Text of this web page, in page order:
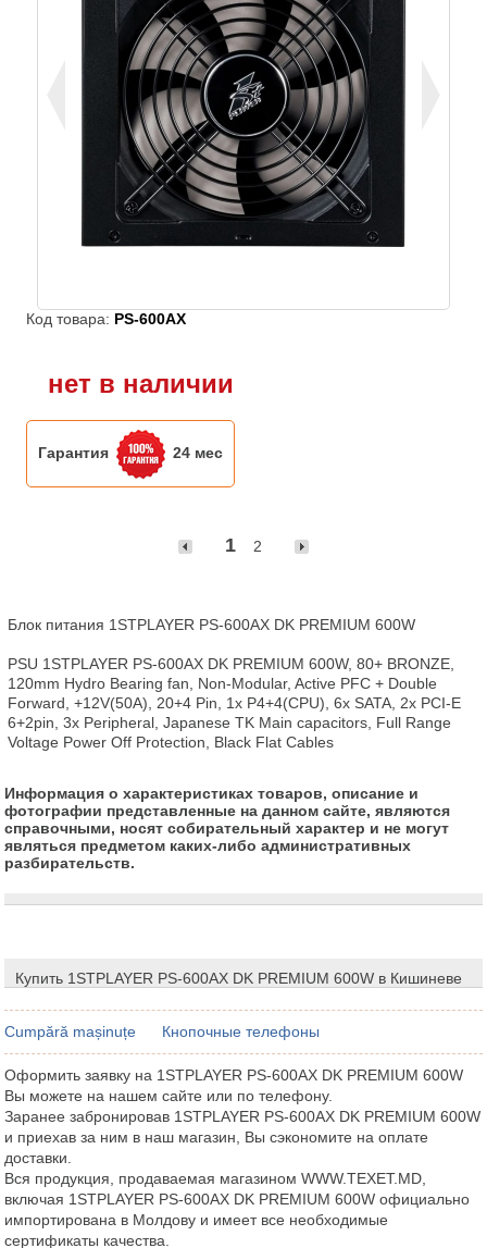
Код товара: PS-600AX
нет в наличии
Гарантия 24 мес
1 2
Блок питания 1STPLAYER PS-600AX DK PREMIUM 600W
PSU 1STPLAYER PS-600AX DK PREMIUM 600W, 80+ BRONZE,
120mm Hydro Bearing fan, Non-Modular, Active PFC + Double
Forward, +12V(50A), 20+4 Pin, 1x P4+4(CPU), 6x SATA, 2x PCI-E
6+2pin, 3x Peripheral, Japanese TK Main capacitors, Full Range
Voltage Power Off Protection, Black Flat Cables
Информация о характеристиках товаров, описание и
фотографии представленные на данном сайте, являются
справочными, носят собирательный характер и не могут
являться предметом каких-либо административных
разбирательств.
Купить 1STPLAYER PS-600AX DK PREMIUM 600W в Кишиневе
Cumpără mașinuțe Кнопочные телефоны
Оформить заявку на 1STPLAYER PS-600AX DK PREMIUM 600W
Вы можете на нашем сайте или по телефону.
Заранее забронировав 1STPLAYER PS-600AX DK PREMIUM 600W
и приехав за ним в наш магазин, Вы сэкономите на оплате
доставки.
Вся продукция, продаваемая магазином WWW.TEXET.MD,
включая 1STPLAYER PS-600AX DK PREMIUM 600W официально
импортирована в Молдову и имеет все необходимые
сертификаты качества.